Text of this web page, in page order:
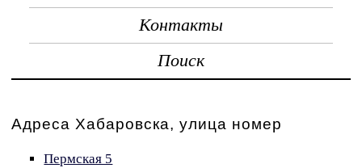
Контакты
Поиск
Адреса Хабаровска, улица номер
Пермская 5